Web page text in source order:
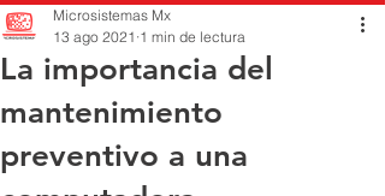
La importancia del
mantenimiento
preventivo a una
Microsistemas Mx
13 ago 2021 1 min de lectura